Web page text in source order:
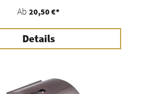
Ab 20,50 €*
Details